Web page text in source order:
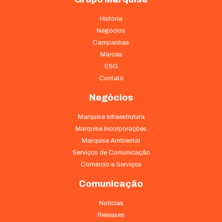
História
Negócios
Campanhas
Marcas
ESG
Contato
Negócios
Marquise Infraestrutura
Marquise Incorporações
Marquise Ambiental
Serviços de Comunicação
Comércio e Serviços
Comunicação
Notícias
Releases